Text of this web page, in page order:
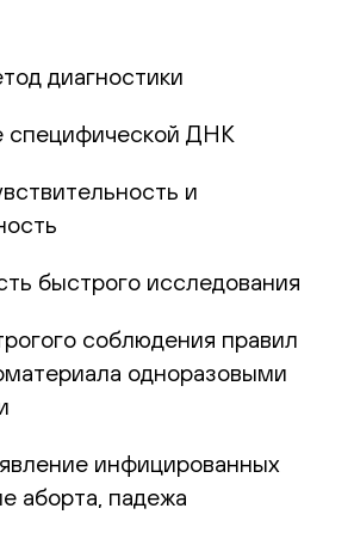
диагностики
специфической ДНК
и
быстрого исследования
соблюдения правил
одноразовыми
инфицированных
аборта, падежа